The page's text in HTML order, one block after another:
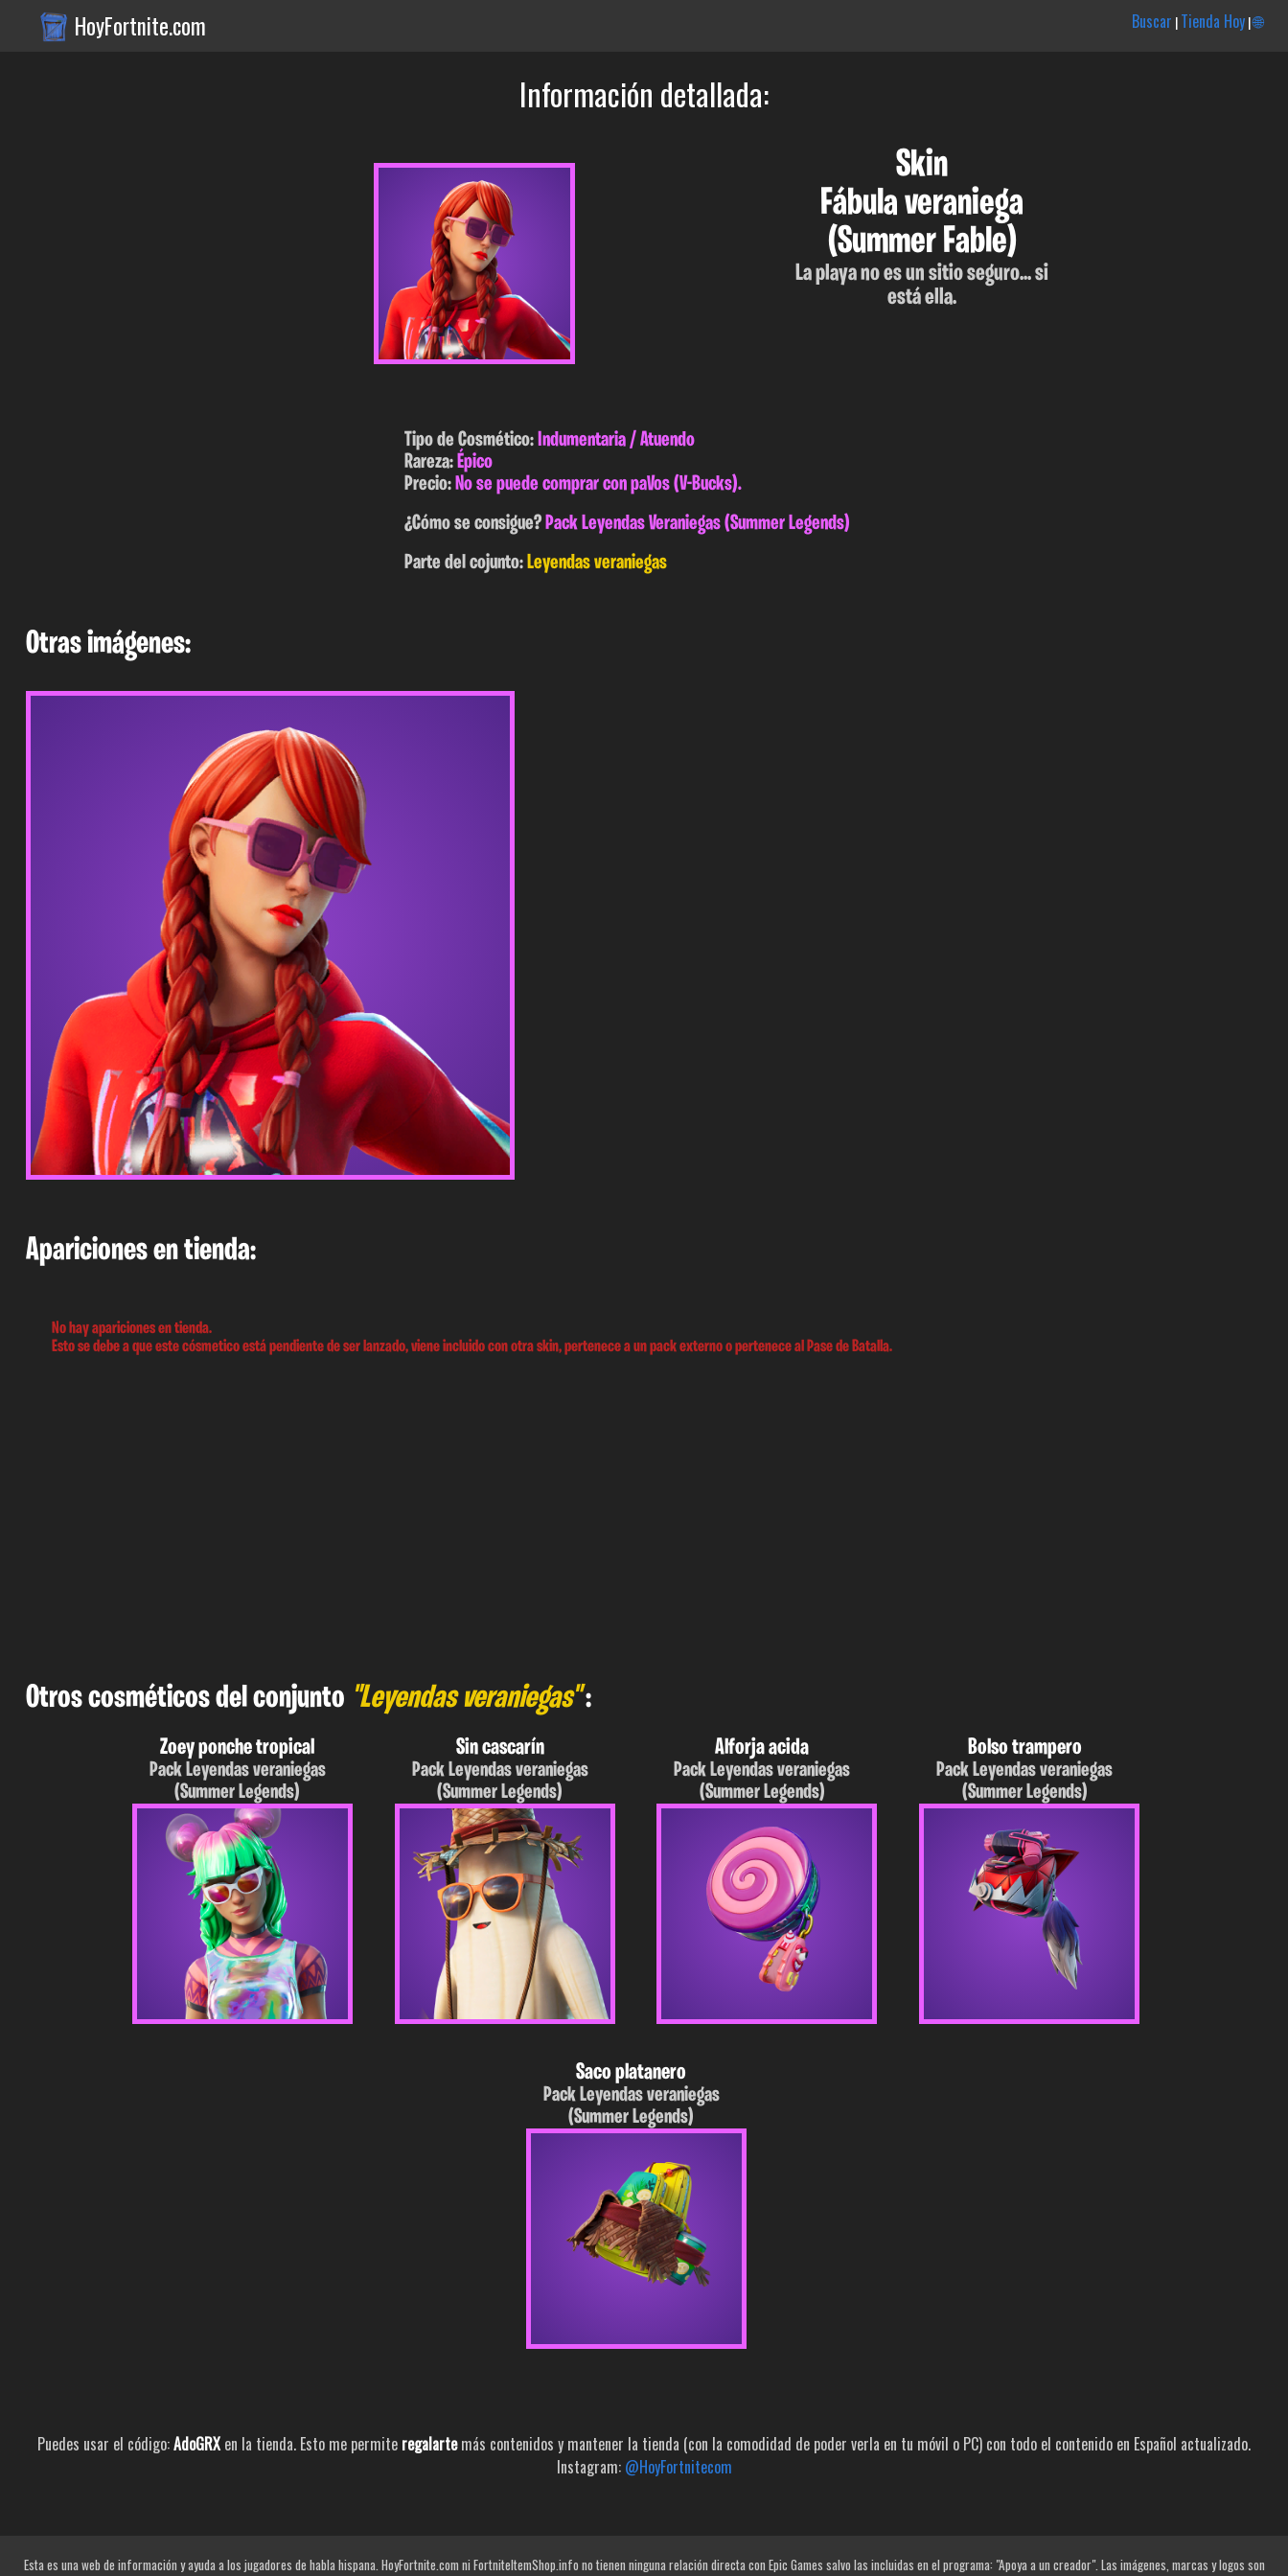
HoyFortnite.com Buscar |Tienda Hoy|🌐
Información detallada:
Skin
Fábula veraniega
(Summer Fable)
La playa no es un sitio seguro... si
está ella.
Tipo de Cosmético: Indumentaria / Atuendo
Rareza:Épico
Precio:No se puede comprar con paVos (V-Bucks).
¿Cómo se consigue? Pack Leyendas Veraniegas (Summer Legends)
Parte del cojunto:Leyendas veraniegas
Otras imágenes:
Apariciones en tienda:
No hay apariciones en tienda.
Esto se debe a que este cósmetico está pendiente de ser lanzado, viene incluido con otra skin, pertenece a un pack externo o pertenece al Pase de Batalla.
Otros cosméticos del conjunto "Leyendas veraniegas":
Zoey ponche tropical
Pack Leyendas veraniegas
(Summer Legends)
Sin cascarín
Pack Leyendas veraniegas
(Summer Legends)
Alforja acida
Pack Leyendas veraniegas
(Summer Legends)
Bolso trampero
Pack Leyendas veraniegas
(Summer Legends)
Saco platanero
Pack Leyendas veraniegas
(Summer Legends)
Puedes usar el código:AdoGRXen la tienda. Esto me permite regalartemás contenidos y mantener la tienda (con la comodidad de poder verla en tu móvil o PC) con todo el contenido en Español actualizado.
Instagram: @HoyFortnitecom
Esta es una web de información y ayuda a los jugadores de habla hispana. HoyFortnite.com ni FortniteItemShop.info no tienen ninguna relación directa con Epic Games salvo las incluidas en el programa: "Apoya a un creador". Las imágenes, marcas y logos son